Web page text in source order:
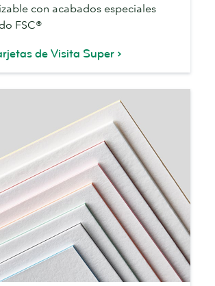
con acabados especiales
FSC®
de Visita Super